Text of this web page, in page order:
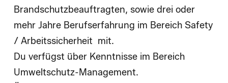
Brandschutzbeauftragten, sowie drei oder
mehr Jahre Berufserfahrung im Bereich Safety
/ Arbeitssicherheit mit.
Du verfügst über Kenntnisse im Bereich
Umweltschutz-Management.